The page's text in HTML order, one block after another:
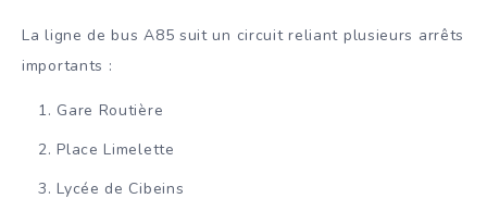
La ligne de bus A85 suit un circuit reliant plusieurs arrêts
importants :
Gare Routière
Place Limelette
Lycée de Cibeins